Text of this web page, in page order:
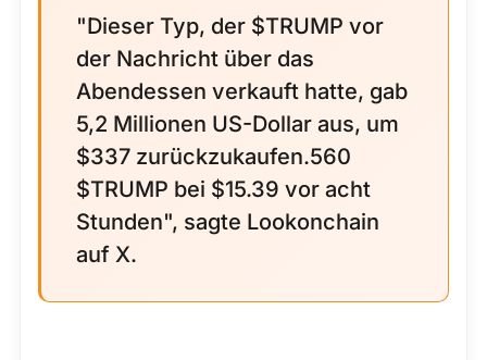
"Dieser Typ, der $TRUMP vor
der Nachricht über das
Abendessen verkauft hatte, gab
5,2 Millionen US-Dollar aus, um
$337 zurückzukaufen.560
$TRUMP bei $15.39 vor acht
Stunden", sagte Lookonchain
auf X.